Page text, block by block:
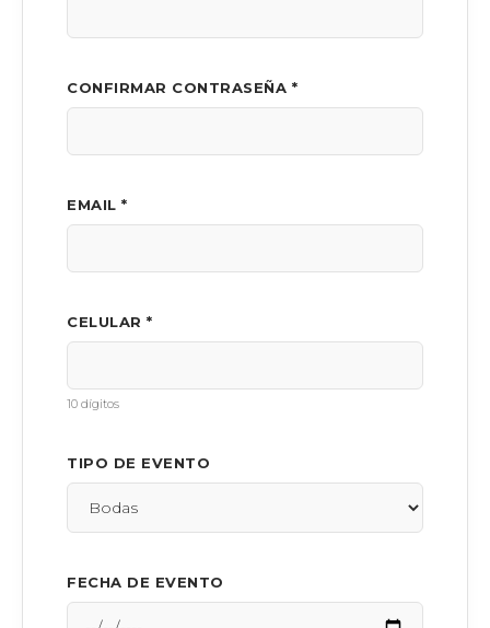
CONFIRMAR CONTRASEÑA *
EMAIL *
CELULAR *
10 dígitos
TIPO DE EVENTO
FECHA DE EVENTO